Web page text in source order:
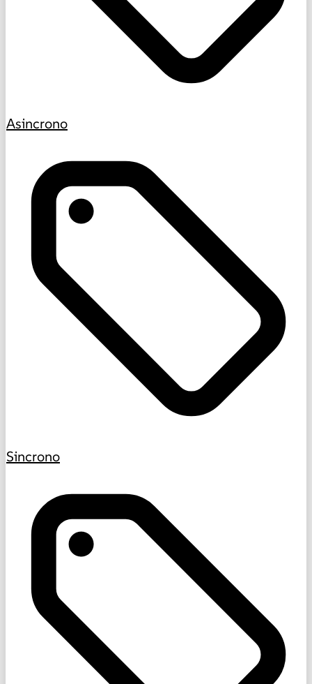
Asincrono
Sincrono